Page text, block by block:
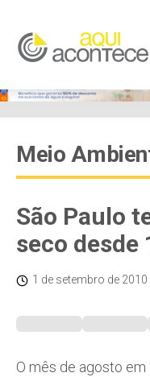
Meio
São Paulo
seco desde
1 de setembro de 2010
O mês de agosto